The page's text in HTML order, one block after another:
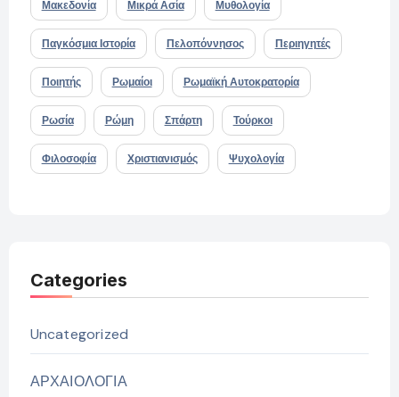
Μακεδονία Μικρά Ασία Μυθολογία
Παγκόσμια Ιστορία Πελοπόννησος Περιηγητές
Ποιητής Ρωμαίοι Ρωμαϊκή Αυτοκρατορία
Ρωσία Ρώμη Σπάρτη Τούρκοι
Φιλοσοφία Χριστιανισμός Ψυχολογία
Categories
Uncategorized
ΑΡΧΑΙΟΛΟΓΙΑ